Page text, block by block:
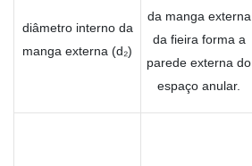
diâmetro interno da
manga externa (d₂)
da manga externa
da fieira forma a
parede externa do
espaço anular.